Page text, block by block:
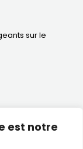
est notre
sur le